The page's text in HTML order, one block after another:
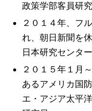
政策学部客員研
２０１４年、フ
れ、朝日新聞を
日本研究センタ
２０１５年１月
あるアメリカ国
エ・アジア太平